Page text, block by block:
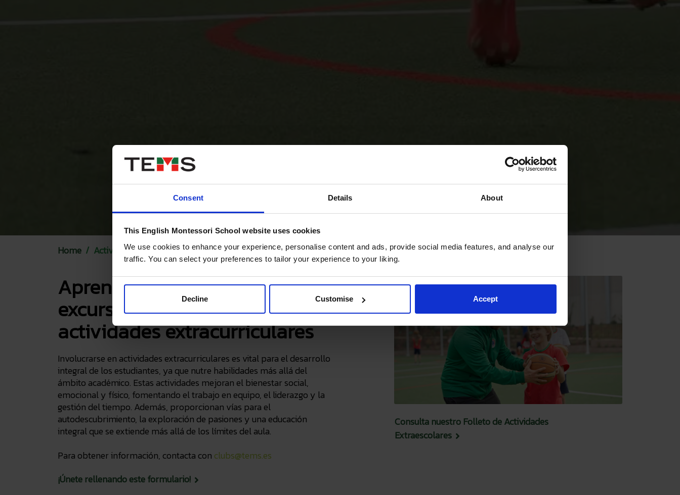
Consent Details About
This English Montessori School website uses cookies
We use cookies to enhance your experience, personalise content and ads, provide social media features, and analyse our
traffic. You can select your preferences to tailor your experience to your liking.
Decline Customise Accept
Home Actividades Extraescolares
Aprendizaje fuera del aula:
excursiones, deportes y
actividades extracurriculares
Involucrarse en actividades extracurriculares es vital para el desarrollo
integral de los estudiantes, ya que nutre habilidades más allá del
ámbito académico. Estas actividades mejoran el bienestar social,
emocional y físico, fomentando el trabajo en equipo, el liderazgo y la
gestión del tiempo. Además, proporcionan vías para el
autodescubrimiento, la exploración de pasiones y una educación
integral que se extiende más allá de los límites del aula.
Para obtener información, contacta con clubs@tems.es
¡Únete rellenando este formulario!
Consulta nuestro Folleto de Actividades
Extraescolares